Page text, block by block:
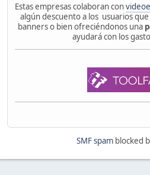
Estas empresas colaboran con
algún descuento a los usuarios
banners o bien ofreciéndonos una
ayudará con los
SMF spamblocked